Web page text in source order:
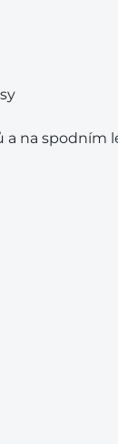
a na spodním